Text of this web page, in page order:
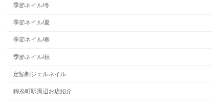
季節ネイル/冬
季節ネイル/夏
季節ネイル/春
季節ネイル/秋
定額制ジェルネイル
錦糸町駅周辺お店紹介